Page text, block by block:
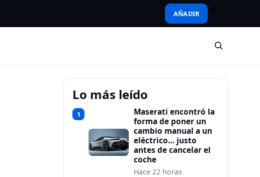
AÑADIR
Lo más leído
1
Maserati encontró la
forma de poner un
cambio manual a un
eléctrico… justo
antes de cancelar el
coche
Hace 22 horas